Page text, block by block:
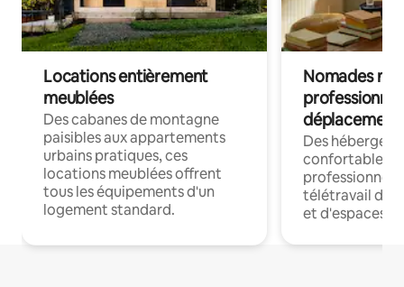
Locations entièrement
meublées
Des cabanes de montagne
paisibles aux appartements
urbains pratiques, ces
locations meublées offrent
tous les équipements d'un
logement standard.
Nomades
déplacement
Des
confortables
professionnels
télétravail
et d'espaces